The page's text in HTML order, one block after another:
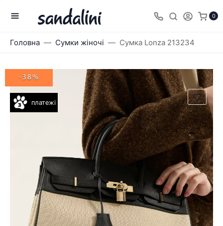
0
Головна Сумки жіночі Сумка Lonza 213234
платежі
-38%